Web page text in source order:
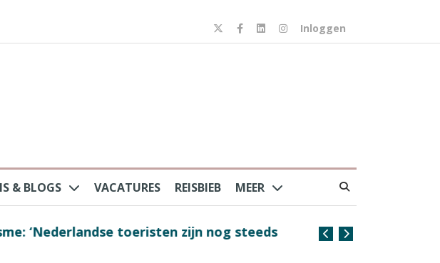
Inloggen
& BLOGS VACATURES REISBIEB MEER
‘Nederlandse toeristen zijn nog steeds
Coffee with the